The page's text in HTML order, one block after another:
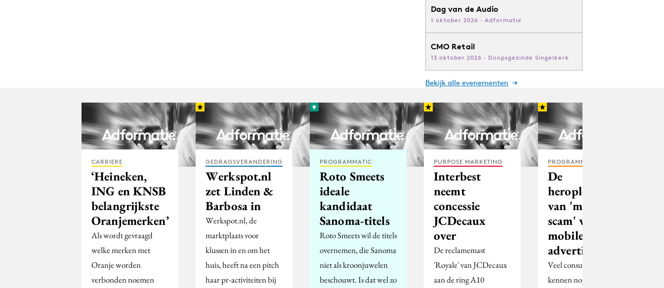
Dag van de Audio
1 oktober 2026 · Adformatie
CMO Retail
13 oktober 2026 · Doopsgezinde Singelkerk
Bekijk alle evenementen
CARRIERE
‘Heineken,
ING en KNSB
belangrijkste
Oranjemerken’
Als wordt gevraagd
welke merken met
Oranje worden
verbonden noemen
GEDRAGSVERANDERING
Werkspot.nl
zet Linden &
Barbosa in
Werkspot.nl, de
marktplaats voor
klussen in en om het
huis, heeft na een pitch
haar pr-activiteiten bij
PROGRAMMATIC
Roto Smeets
ideale
kandidaat
Sanoma-titels
Roto Smeets wil de titels
overnemen, die Sanoma
niet als kroonjuwelen
beschouwt. Is dat wel zo
PURPOSE MARKETING
Interbest
neemt
concessie
JCDecaux
over
De reclamemast
'Royale' van JCDecaux
aan de ring A10
PROGRAMMATIC
De
heropleving
van 'mobile
scam' via
mobile
advertising
Veel consumenten
kennen nog wel de